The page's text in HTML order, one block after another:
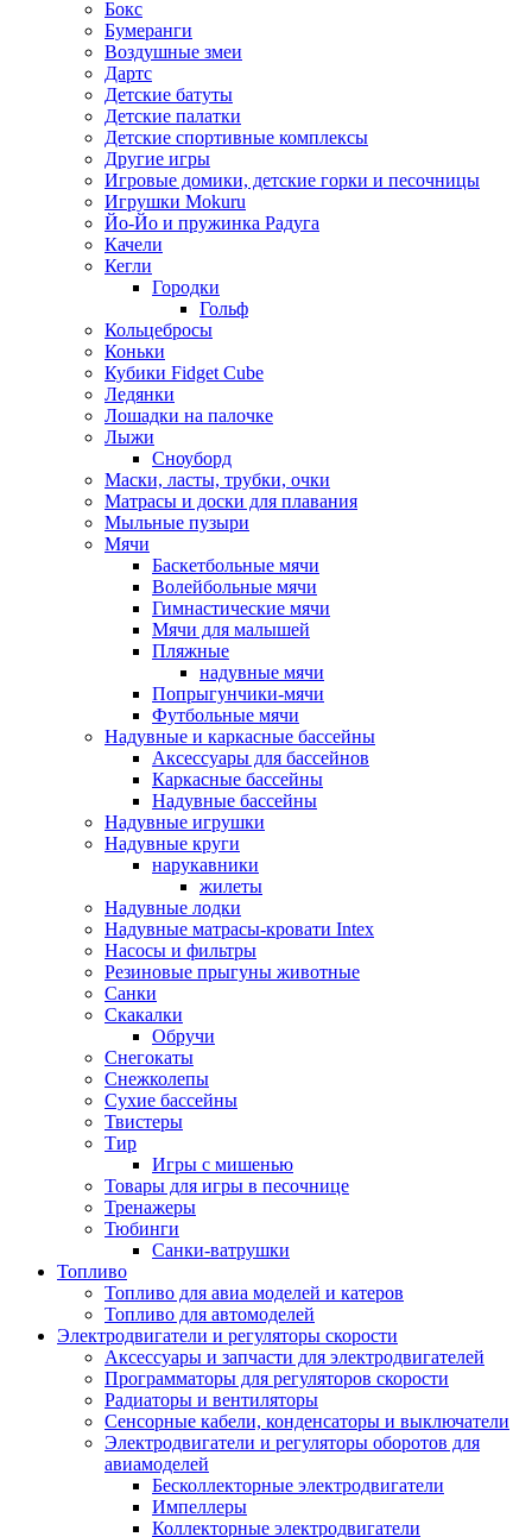
Бокс
Бумеранги
Воздушные змеи
Дартс
Детские батуты
Детские палатки
Детские спортивные комплексы
Другие игры
Игровые домики, детские горки и песочницы
Игрушки Mokuru
Йо-Йо и пружинка Радуга
Качели
Кегли
Городки
Гольф
Кольцебросы
Коньки
Кубики Fidget Cube
Ледянки
Лошадки на палочке
Лыжи
Сноуборд
Маски, ласты, трубки, очки
Матрасы и доски для плавания
Мыльные пузыри
Мячи
Баскетбольные мячи
Волейбольные мячи
Гимнастические мячи
Мячи для малышей
Пляжные
надувные мячи
Попрыгунчики-мячи
Футбольные мячи
Надувные и каркасные бассейны
Аксессуары для бассейнов
Каркасные бассейны
Надувные бассейны
Надувные игрушки
Надувные круги
нарукавники
жилеты
Надувные лодки
Надувные матрасы-кровати Intex
Насосы и фильтры
Резиновые прыгуны животные
Санки
Скакалки
Обручи
Снегокаты
Снежколепы
Сухие бассейны
Твистеры
Тир
Игры с мишенью
Товары для игры в песочнице
Тренажеры
Тюбинги
Санки-ватрушки
Топливо
Топливо для авиа моделей и катеров
Топливо для автомоделей
Электродвигатели и регуляторы скорости
Аксессуары и запчасти для электродвигателей
Программаторы для регуляторов скорости
Радиаторы и вентиляторы
Сенсорные кабели, конденсаторы и выключатели
Электродвигатели и регуляторы оборотов для
авиамоделей
Бесколлекторные электродвигатели
Импеллеры
Коллекторные электродвигатели